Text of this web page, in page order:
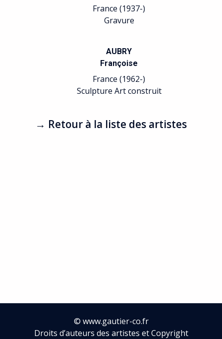
France (1937-)
Gravure
AUBRY
Françoise
France (1962-)
Sculpture Art construit
→ Retour à la liste des artistes
© www.gautier-co.fr
Droits d’auteurs des artistes et Copyright